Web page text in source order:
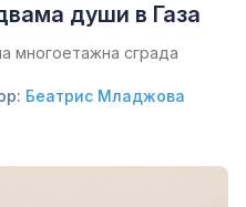
души в Газа
многоетажна сграда
Беатрис Младжова